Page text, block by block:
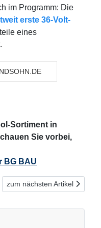
im Programm: Die
erste 36-Volt-
eines
Sortiment in
Sie vorbei,
BG BAU
Festool Werkzeug
Nächster Beitrag: Schaffen
zum nächsten Artikel